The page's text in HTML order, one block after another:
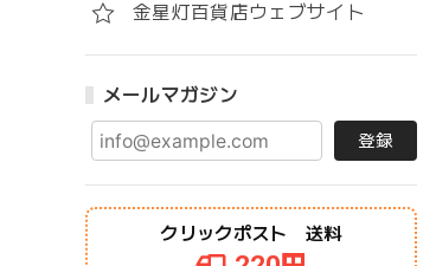
金星灯百貨店ウェブサイト
メールマガジン
登録
クリックポスト 送料